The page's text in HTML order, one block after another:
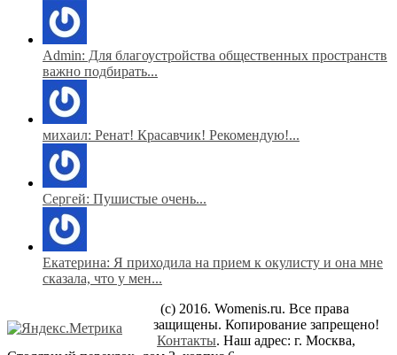
Admin: Для благоустройства общественных пространств
важно подбирать...
михаил: Ренат! Красавчик! Рекомендую!...
Сергей: Пушистые очень...
Екатерина: Я приходила на прием к окулисту и она мне
сказала, что у мен...
(c) 2016. Womenis.ru. Все права
защищены. Копирование запрещено!
Контакты. Наш адрес: г. Москва,